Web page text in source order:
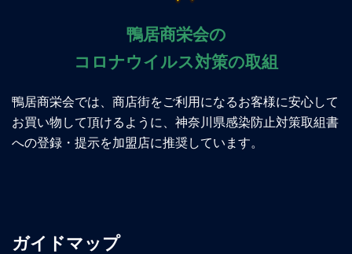
鴨居商栄会の
コロナウイルス対策の取組
鴨居商栄会では、商店街をご利用になるお客様に安心して
お買い物して頂けるように、神奈川県感染防止対策取組書
への登録・提示を加盟店に推奨しています。
ガイドマップ